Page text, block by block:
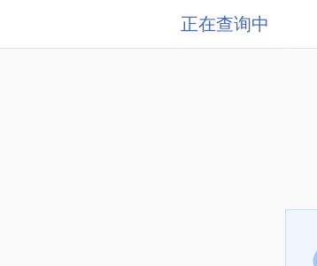
正在查询中